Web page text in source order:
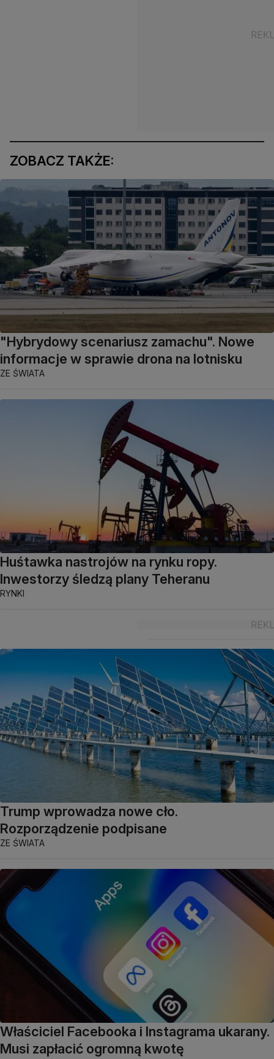
ZOBACZ TAKŻE:
"Hybrydowy scenariusz zamachu". Nowe
informacje w sprawie drona na lotnisku
ZE ŚWIATA
Huśtawka nastrojów na rynku ropy.
Inwestorzy śledzą plany Teheranu
RYNKI
Trump wprowadza nowe cło.
Rozporządzenie podpisane
ZE ŚWIATA
Właściciel Facebooka i Instagrama ukarany.
Musi zapłacić ogromną kwotę